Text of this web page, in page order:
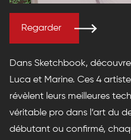
Regarder
Dans Sketchbook,
Luca et Marine. Ces 4
révèlent leurs meilleures
véritable pro dans l’art du
débutant ou confirmé,